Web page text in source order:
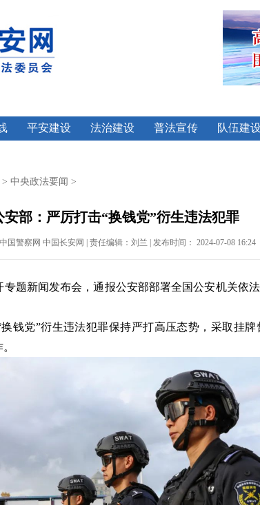
平安建设 法治建设 普法宣传 队伍建设
> 中央政法要闻 >
安部：严厉打击“换钱党”衍生违法犯罪
国警察网 中国长安网 | 责任编辑：刘兰 | 发布时间： 2024-07-08 16:24
新闻发布会，通报公安部部署全国公安机关依法
党”衍生违法犯罪保持严打高压态势，采取挂牌